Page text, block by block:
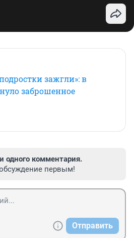
зажгли»: в
заброшенное
одного комментария.
первым!
Отправить